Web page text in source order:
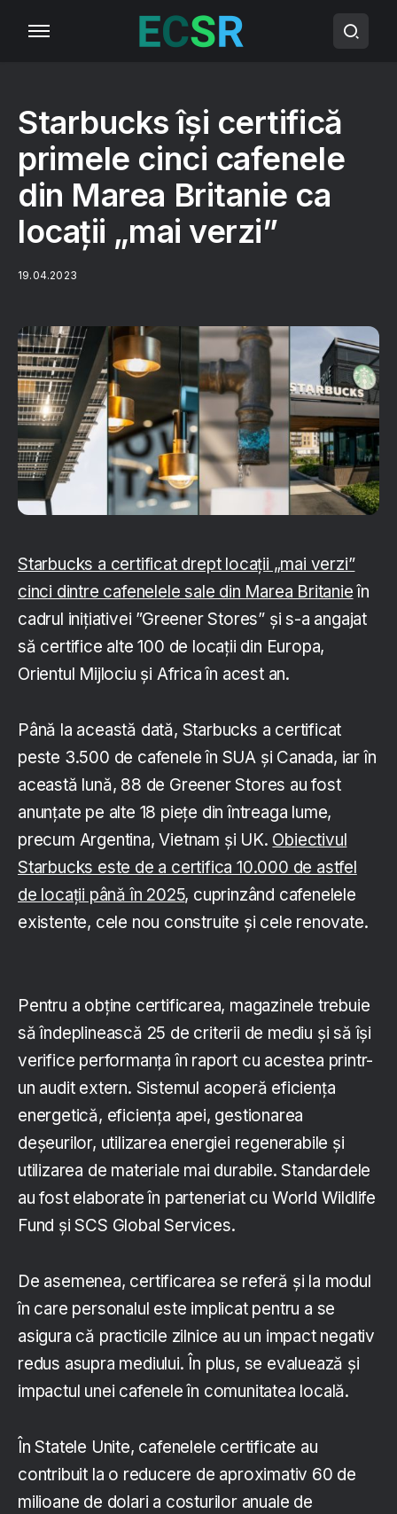
Starbucks își certifică
primele cinci cafenele
din Marea Britanie ca
locații „mai verzi”
19.04.2023
Starbucks a certificat drept locații „mai verzi”
cinci dintre cafenelele sale din Marea Britanieîn
cadrul inițiativei ”Greener Stores” și s-a angajat
să certifice alte 100 de locații din Europa,
Orientul Mijlociu și Africa în acest an.
Până la această dată, Starbucks a certificat
peste 3.500 de cafenele în SUA și Canada, iar în
această lună, 88 de Greener Stores au fost
anunțate pe alte 18 piețe din întreaga lume,
precum Argentina, Vietnam și UK. Obiectivul
Starbucks este de a certifica 10.000 de astfel
de locații până în 2025, cuprinzând cafenelele
existente, cele nou construite și cele renovate.
Pentru a obține certificarea, magazinele trebuie
să îndeplinească 25 de criterii de mediu și să își
verifice performanța în raport cu acestea printr-
un audit extern. Sistemul acoperă eficiența
energetică, eficiența apei, gestionarea
deșeurilor, utilizarea energiei regenerabile și
utilizarea de materiale mai durabile. Standardele
au fost elaborate în parteneriat cu World Wildlife
Fund și SCS Global Services.
De asemenea, certificarea se referă și la modul
în care personalul este implicat pentru a se
asigura că practicile zilnice au un impact negativ
redus asupra mediului. În plus, se evaluează și
impactul unei cafenele în comunitatea locală.
În Statele Unite, cafenelele certificate au
contribuit la o reducere de aproximativ 60 de
milioane de dolari a costurilor anuale de